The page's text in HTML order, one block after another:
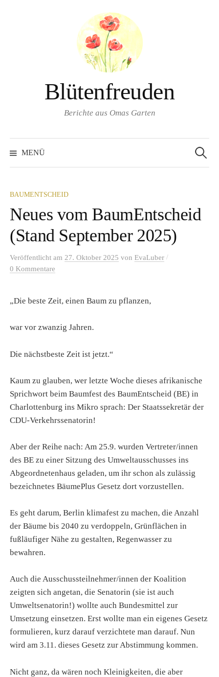
Blütenfreuden
Berichte aus Omas Garten
MENÜ
nach:
BAUMENTSCHEID
Neues vom BaumEntscheid
(Stand September 2025)
Veröffentlicht am 27. Oktober 2025 von EvaLuber /
0 Kommentare
„Die beste Zeit, einen Baum zu pflanzen,
war vor zwanzig Jahren.
Die nächstbeste Zeit ist jetzt.“
Kaum zu glauben, wer letzte Woche dieses afrikanische
Sprichwort beim Baumfest des BaumEntscheid (BE) in
Charlottenburg ins Mikro sprach: Der Staatssekretär der
CDU-Verkehrssenatorin!
Aber der Reihe nach: Am 25.9. wurden Vertreter/innen
des BE zu einer Sitzung des Umweltausschusses ins
Abgeordnetenhaus geladen, um ihr schon als zulässig
bezeichnetes BäumePlus Gesetz dort vorzustellen.
Es geht darum, Berlin klimafest zu machen, die Anzahl
der Bäume bis 2040 zu verdoppeln, Grünflächen in
fußläufiger Nähe zu gestalten, Regenwasser zu
bewahren.
Auch die Ausschussteilnehmer/innen der Koalition
zeigten sich angetan, die Senatorin (sie ist auch
Umweltsenatorin!) wollte auch Bundesmittel zur
Umsetzung einsetzen. Erst wollte man ein eigenes Gesetz
formulieren, kurz darauf verzichtete man darauf. Nun
wird am 3.11. dieses Gesetz zur Abstimmung kommen.
Nicht ganz, da wären noch Kleinigkeiten, die aber